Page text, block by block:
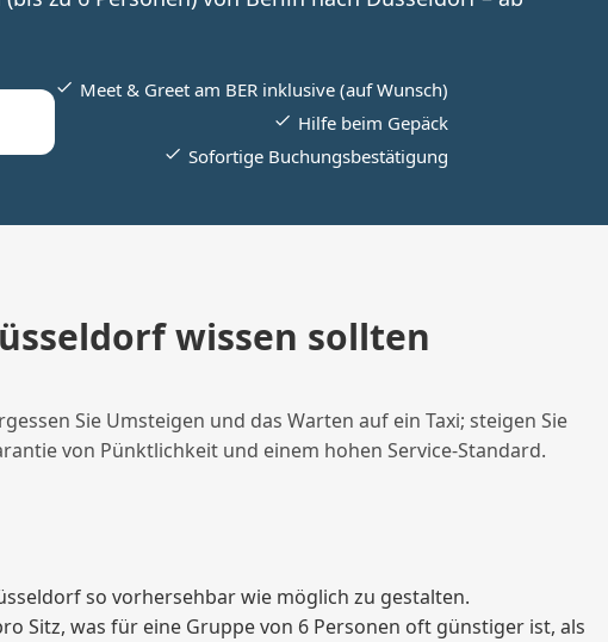
Meet & Greet am BER inklusive (auf Wunsch)
Hilfe beim Gepäck
Sofortige Buchungsbestätigung
wissen sollten
Sie Umsteigen und das Warten auf ein Taxi; steigen Sie
von Pünktlichkeit und einem hohen Service-Standard.
so vorhersehbar wie möglich zu gestalten.
Sitz, was für eine Gruppe von 6 Personen oft günstiger ist, als